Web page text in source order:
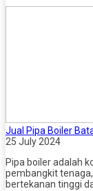
Jual Pipa Boiler
25 July 2024
Pipa boiler adalah
pembangkit
bertekanan tinggi